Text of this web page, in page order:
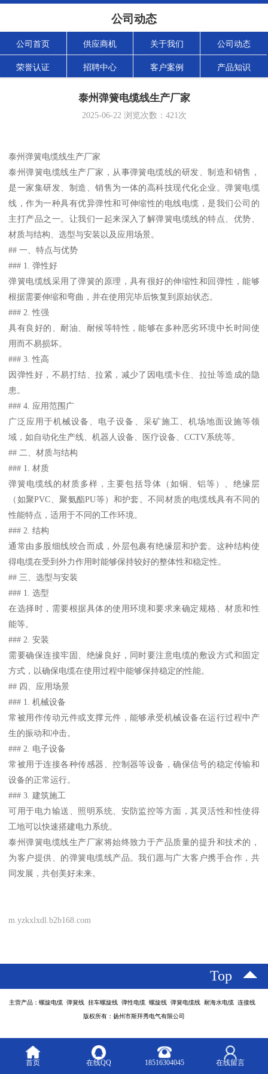
公司动态
公司首页 供应商机 关于我们 公司动态
荣誉认证 招聘中心 客户案例 产品知识
泰州弹簧电缆线生产厂家
2025-06-22浏览次数： 421次
泰州弹簧电缆线生产厂家
泰州弹簧电缆线生产厂家，从事弹簧电缆线的研发、制造和销售，
是一家集研发、制造、销售为一体的高科技现代化企业。弹簧电缆
线，作为一种具有优异弹性和可伸缩性的电线电缆，是我们公司的
主打产品之一。让我们一起来深入了解弹簧电缆线的特点、优势、
材质与结构、选型与安装以及应用场景。
## 一、特点与优势
### 1. 弹性好
弹簧电缆线采用了弹簧的原理，具有很好的伸缩性和回弹性，能够
根据需要伸缩和弯曲，并在使用完毕后恢复到原始状态。
### 2. 性强
具有良好的、耐油、耐候等特性，能够在多种恶劣环境中长时间使
用而不易损坏。
### 3. 性高
因弹性好，不易打结、拉紧，减少了因电缆卡住、拉扯等造成的隐
患。
### 4. 应用范围广
广泛应用于机械设备、电子设备、采矿施工、机场地面设施等领
域，如自动化生产线、机器人设备、医疗设备、CCTV系统等。
## 二、材质与结构
### 1. 材质
弹簧电缆线的材质多样，主要包括导体（如铜、铝等）、绝缘层
（如聚PVC、聚氨酯PU等）和护套。不同材质的电缆线具有不同的
性能特点，适用于不同的工作环境。
### 2. 结构
通常由多股细线绞合而成，外层包裹有绝缘层和护套。这种结构使
得电缆在受到外力作用时能够保持较好的整体性和稳定性。
## 三、选型与安装
### 1. 选型
在选择时，需要根据具体的使用环境和要求来确定规格、材质和性
能等。
### 2. 安装
需要确保连接牢固、绝缘良好，同时要注意电缆的敷设方式和固定
方式，以确保电缆在使用过程中能够保持稳定的性能。
## 四、应用场景
### 1. 机械设备
常被用作传动元件或支撑元件，能够承受机械设备在运行过程中产
生的振动和冲击。
### 2. 电子设备
常被用于连接各种传感器、控制器等设备，确保信号的稳定传输和
设备的正常运行。
### 3. 建筑施工
可用于电力输送、照明系统、安防监控等方面，其灵活性和性使得
工地可以快速搭建电力系统。
泰州弹簧电缆线生产厂家将始终致力于产品质量的提升和技术的，
为客户提供、的弹簧电缆线产品。我们愿与广大客户携手合作，共
同发展，共创美好未来。
m.yzkxlxdl.b2b168.com
Top
主营产品：螺旋电缆 弹簧线 挂车螺旋线 弹性电缆 螺旋线 弹簧电缆线 耐海水电缆 连接线
版权所有：扬州市斯拜秀电气有限公司
首页 在线QQ 18516304045 在线留言